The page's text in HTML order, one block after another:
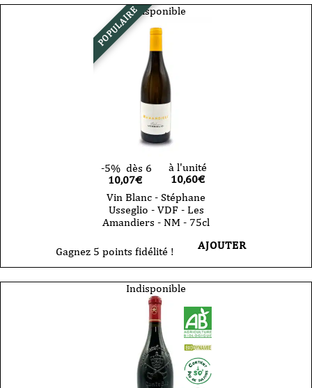
POPULAIREIndisponible
-5% dès 6
10,07€
à l'unité
10,60€
Vin Blanc - Stéphane
Usseglio - VDF - Les
Amandiers - NM - 75cl
Gagnez 5 points fidélité ! AJOUTER
Indisponible